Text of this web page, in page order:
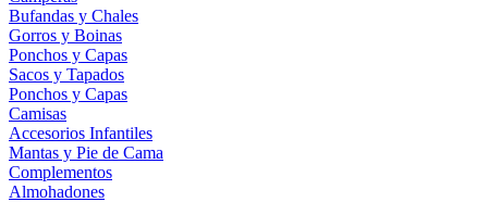
Bufandas y Chales
Gorros y Boinas
Ponchos y Capas
Sacos y Tapados
Ponchos y Capas
Camisas
Accesorios Infantiles
Mantas y Pie de Cama
Complementos
Almohadones